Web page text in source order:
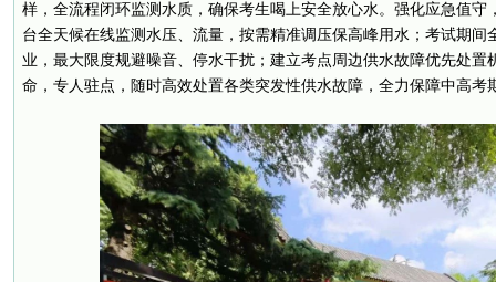
样，全流程闭环监测水质，确保考生喝上安全放心水。强化应急值守
台全天候在线监测水压、流量，按需精准调压保高峰用水；考试期间
业，最大限度规避噪音、停水干扰；建立考点周边供水故障优先处置
命，专人驻点，随时高效处置各类突发性供水故障，全力保障中高考